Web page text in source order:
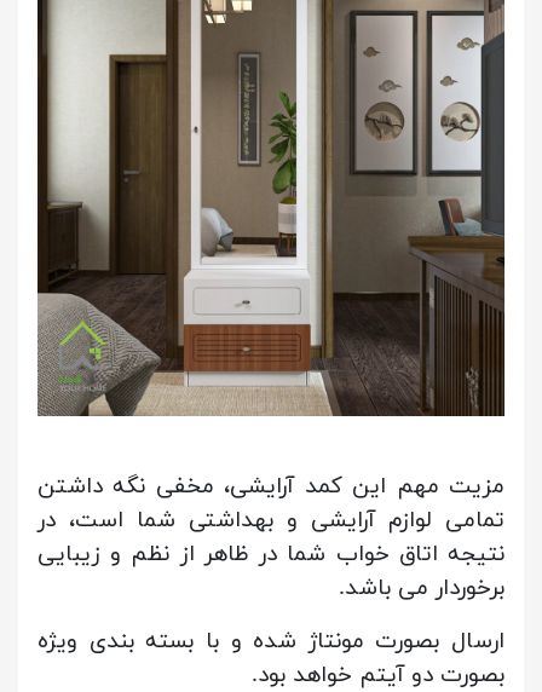
مزیت مهم این کمد آرایشی، مخفی نگه داشتن
تمامی لوازم آرایشی و بهداشتی شما است، در
نتیجه اتاق خواب شما در ظاهر از نظم و زیبایی
برخوردار می باشد.
ارسال بصورت مونتاژ شده و با بسته بندی ویژه
بصورت دو آیتم خواهد بود.